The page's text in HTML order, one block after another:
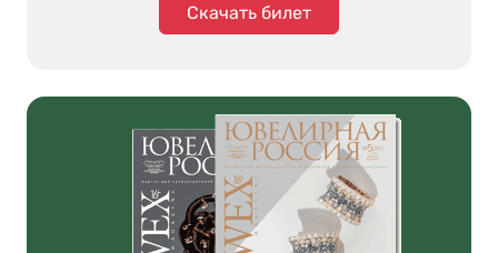
Скачать билет